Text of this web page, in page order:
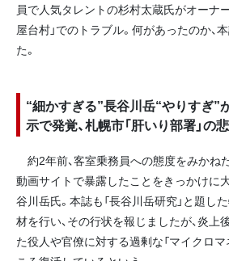
員で人気タレントの杉村太蔵氏がオーナ
屋台村」でのトラブル。何があったのか、
た。
“細かすぎる”長谷川岳“やりすぎ”
示で発覚、札幌市「肝いり部署」の
約2年前、客室乗務員への態度をみかね
動画サイトで暴露したことをきっかけに
谷川岳氏。本誌も「長谷川岳研究」と題し
材を行い、その行状を報じましたが、炎
た役人や官僚に対する過剰な「マイクロマ